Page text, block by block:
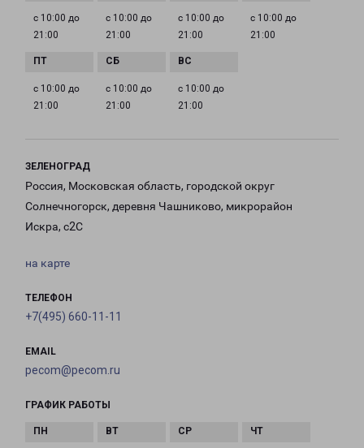
с 10:00 до
21:00
с 10:00 до
21:00
с 10:00 до
21:00
с 10:00 до
21:00
с 10:00 до
21:00
с 10:00 до
21:00
с 10:00 до
21:00
ЗЕЛЕНОГРАД
Россия, Московская область, городской округ
Солнечногорск, деревня Чашниково, микрорайон
Искра, с2С
на карте
ТЕЛЕФОН
+7(495) 660-11-11
EMAIL
pecom@pecom.ru
ГРАФИК РАБОТЫ